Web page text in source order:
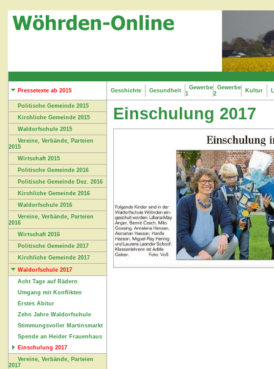
Pressetexte ab 2015 Geschichte Gesundheit
Gewerbe
1
Gewerbe
2
Kultur
Politische Gemeinde 2015
Kirchliche Gemeinde 2015
Waldorfschule 2015
Vereine, Verbände, Parteien
2015
Wirtschaft 2015
Politische Gemeinde 2016
Politische Gemeinde Dez. 2016
Kirchliche Gemeinde 2016
Waldorfschule 2016
Vereine, Verbände, Parteien
2016
Wirtschaft 2016
Politische Gemeinde 2017
Kirchliche Gemeinde 2017
Waldorfschule 2017
Acht Tage auf Rädern
Umgang mit Konflikten
Erstes Abitur
Zehn Jahre Waldorfschule
Stimmungsvoller Martinsmarkt
Spende an Heider Frauenhaus
Einschulung 2017
Vereine, Verbände, Parteien
2017
Einschulung 2017